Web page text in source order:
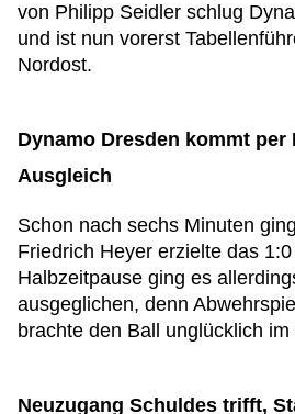
von Philipp Seidler schlug
und ist nun vorerst
Nordost.
Dynamo Dresden kommt per
Ausgleich
Schon nach sechs Minuten
Friedrich Heyer erzielte das
Halbzeitpause ging es
ausgeglichen, denn
brachte den Ball unglücklich
Neuzugang Schuldes trifft,